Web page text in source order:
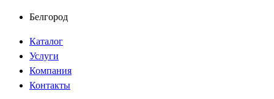
Перейти
содержимому
Белгород
Каталог
Услуги
Компания
Контакты